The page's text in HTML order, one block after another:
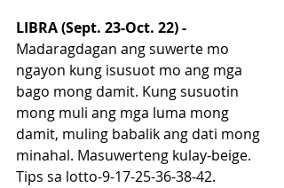
LIBRA (Sept. 23-Oct. 22) -
Madaragdagan ang suwerte mo
ngayon kung isusuot mo ang mga
bago mong damit. Kung susuotin
mong muli ang mga luma mong
damit, muling babalik ang dati mong
minahal. Masuwerteng kulay-beige.
Tips sa lotto-9-17-25-36-38-42.